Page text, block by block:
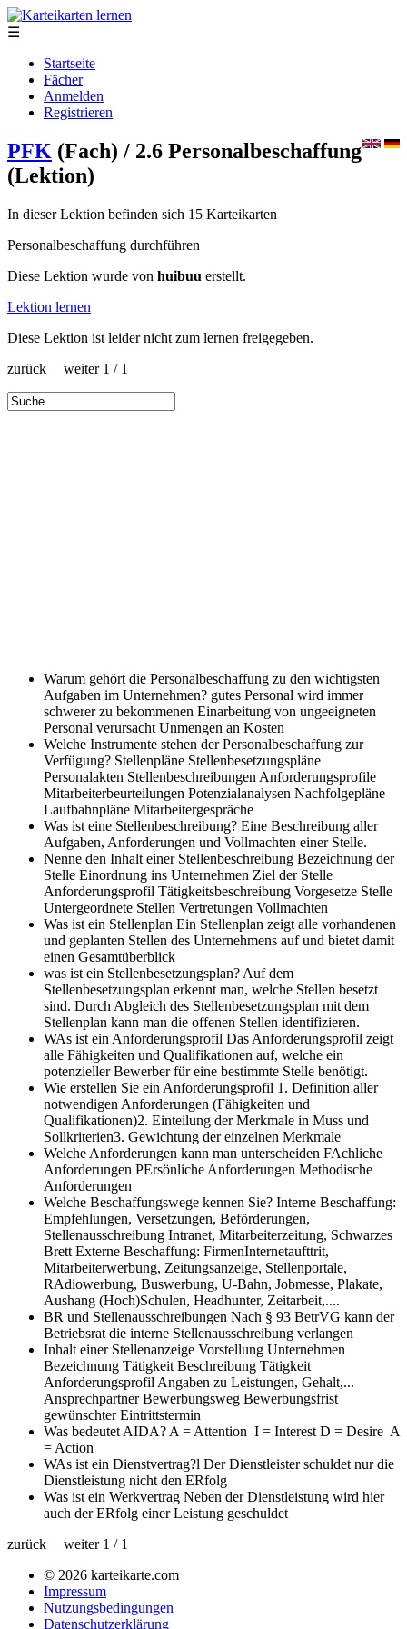
☰
Startseite
Fächer
Anmelden
Registrieren
PFK (Fach) / 2.6 Personalbeschaffung
(Lektion)
In dieser Lektion befinden sich 15 Karteikarten
Personalbeschaffung durchführen
Diese Lektion wurde von huibuu erstellt.
Lektion lernen
Diese Lektion ist leider nicht zum lernen freigegeben.
zurück | weiter 1 / 1
Warum gehört die Personalbeschaffung zu den wichtigsten
Aufgaben im Unternehmen? gutes Personal wird immer
schwerer zu bekommenen Einarbeitung von ungeeigneten
Personal verursacht Unmengen an Kosten
Welche Instrumente stehen der Personalbeschaffung zur
Verfügung? Stellenpläne Stellenbesetzungspläne
Personalakten Stellenbeschreibungen Anforderungsprofile
Mitarbeiterbeurteilungen Potenzialanalysen Nachfolgepläne
Laufbahnpläne Mitarbeitergespräche
Was ist eine Stellenbeschreibung? Eine Beschreibung aller
Aufgaben, Anforderungen und Vollmachten einer Stelle.
Nenne den Inhalt einer Stellenbeschreibung Bezeichnung der
Stelle Einordnung ins Unternehmen Ziel der Stelle
Anforderungsprofil Tätigkeitsbeschreibung Vorgesetze Stelle
Untergeordnete Stellen Vertretungen Vollmachten
Was ist ein Stellenplan Ein Stellenplan zeigt alle vorhandenen
und geplanten Stellen des Unternehmens auf und bietet damit
einen Gesamtüberblick
was ist ein Stellenbesetzungsplan? Auf dem
Stellenbesetzungsplan erkennt man, welche Stellen besetzt
sind. Durch Abgleich des Stellenbesetzungsplan mit dem
Stellenplan kann man die offenen Stellen identifizieren.
WAs ist ein Anforderungsprofil Das Anforderungsprofil zeigt
alle Fähigkeiten und Qualifikationen auf, welche ein
potenzieller Bewerber für eine bestimmte Stelle benötigt.
Wie erstellen Sie ein Anforderungsprofil 1. Definition aller
notwendigen Anforderungen (Fähigkeiten und
Qualifikationen)2. Einteilung der Merkmale in Muss und
Sollkriterien3. Gewichtung der einzelnen Merkmale
Welche Anforderungen kann man unterscheiden FAchliche
Anforderungen PErsönliche Anforderungen Methodische
Anforderungen
Welche Beschaffungswege kennen Sie? Interne Beschaffung:
Empfehlungen, Versetzungen, Beförderungen,
Stellenausschreibung Intranet, Mitarbeiterzeitung, Schwarzes
Brett Externe Beschaffung: FirmenInternetaufttrit,
Mitarbeiterwerbung, Zeitungsanzeige, Stellenportale,
RAdiowerbung, Buswerbung, U-Bahn, Jobmesse, Plakate,
Aushang (Hoch)Schulen, Headhunter, Zeitarbeit,....
BR und Stellenausschreibungen Nach § 93 BetrVG kann der
Betriebsrat die interne Stellenausschreibung verlangen
Inhalt einer Stellenanzeige Vorstellung Unternehmen
Bezeichnung Tätigkeit Beschreibung Tätigkeit
Anforderungsprofil Angaben zu Leistungen, Gehalt,...
Ansprechpartner Bewerbungsweg Bewerbungsfrist
gewünschter Eintrittstermin
Was bedeutet AIDA? A = Attention I = Interest D = Desire A
= Action
WAs ist ein Dienstvertrag?l Der Dienstleister schuldet nur die
Dienstleistung nicht den ERfolg
Was ist ein Werkvertrag Neben der Dienstleistung wird hier
auch der ERfolg einer Leistung geschuldet
zurück | weiter 1 / 1
© 2026 karteikarte.com
Impressum
Nutzungsbedingungen
Datenschutzerklärung